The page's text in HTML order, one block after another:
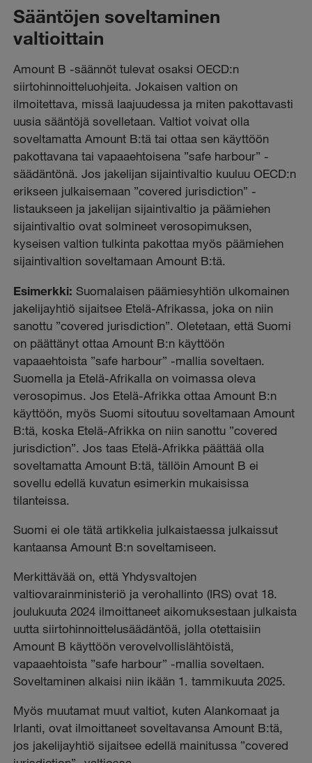
Sääntöjen soveltaminen
valtioittain
Amount B -säännöt tulevat osaksi OECD:n
siirtohinnoitteluohjeita. Jokaisen valtion on
ilmoitettava, missä laajuudessa ja miten pakottavasti
uusia sääntöjä sovelletaan. Valtiot voivat olla
soveltamatta Amount B:tä tai ottaa sen käyttöön
pakottavana tai vapaaehtoisena ”safe harbour” -
säädäntönä. Jos jakelijan sijaintivaltio kuuluu OECD:n
erikseen julkaisemaan ”covered jurisdiction” -
listaukseen ja jakelijan sijaintivaltio ja päämiehen
sijaintivaltio ovat solmineet verosopimuksen,
kyseisen valtion tulkinta pakottaa myös päämiehen
sijaintivaltion soveltamaan Amount B:tä.
Esimerkki: Suomalaisen päämiesyhtiön ulkomainen
jakelijayhtiö sijaitsee Etelä-Afrikassa, joka on niin
sanottu ”covered jurisdiction”. Oletetaan, että Suomi
on päättänyt ottaa Amount B:n käyttöön
vapaaehtoista ”safe harbour” -mallia soveltaen.
Suomella ja Etelä-Afrikalla on voimassa oleva
verosopimus. Jos Etelä-Afrikka ottaa Amount B:n
käyttöön, myös Suomi sitoutuu soveltamaan Amount
B:tä, koska Etelä-Afrikka on niin sanottu ”covered
jurisdiction”. Jos taas Etelä-Afrikka päättää olla
soveltamatta Amount B:tä, tällöin Amount B ei
sovellu edellä kuvatun esimerkin mukaisissa
tilanteissa.
Suomi ei ole tätä artikkelia julkaistaessa julkaissut
kantaansa Amount B:n soveltamiseen.
Merkittävää on, että Yhdysvaltojen
valtiovarainministeriö ja verohallinto (IRS) ovat 18.
joulukuuta 2024 ilmoittaneet aikomuksestaan julkaista
uutta siirtohinnoittelusäädäntöä, jolla otettaisiin
Amount B käyttöön verovelvollislähtöistä,
vapaaehtoista ”safe harbour” -mallia soveltaen.
Soveltaminen alkaisi niin ikään 1. tammikuuta 2025.
Myös muutamat muut valtiot, kuten Alankomaat ja
Irlanti, ovat ilmoittaneet soveltavansa Amount B:tä,
jos jakelijayhtiö sijaitsee edellä mainitussa ”covered